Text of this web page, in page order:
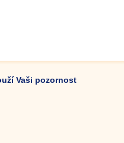
Vaši pozornost